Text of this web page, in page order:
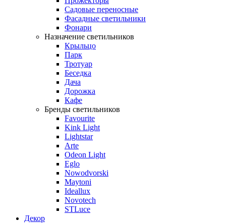
Садовые переносные
Фасадные светильники
Фонари
Назначение светильников
Крыльцо
Парк
Тротуар
Беседка
Дача
Дорожка
Кафе
Бренды светильников
Favourite
Kink Light
Lightstar
Arte
Odeon Light
Eglo
Nowodvorski
Maytoni
Ideallux
Novotech
STLuce
Декор